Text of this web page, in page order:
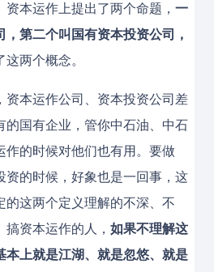
本运作上提出了两个命题， 一
第二个叫国有资本投资公司，
两个概念。
资本运作公司、资本投资公司差
的国有企业，管你中石油、中石
作的时候对他们也有用。要做
资的时候，好象也是一回事，这
的这两个定义理解的不深、不
资本运作的人， 如果不理解这
本上就是江湖、就是忽悠、就是